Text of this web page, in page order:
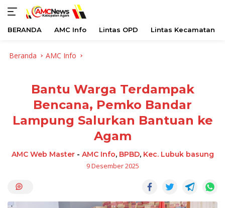
BERANDA AMC Info Lintas OPD Lintas Kecamatan
Beranda AMC Info
Bantu Warga Terdampak
Bencana, Pemko Bandar
Lampung Salurkan Bantuan ke
Agam
AMC Web Master- AMC Info, BPBD, Kec. Lubuk basung
9 Desember 2025